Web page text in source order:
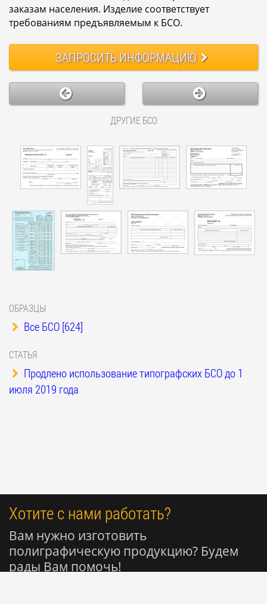
заказам населения. Изделие соответствует
требованиям предъявляемым к БСО.
ЗАПРОСИТЬИНФОРМАЦИЮ
ДРУГИЕ БСО
ОБРАЗЦЫ
Все БСО [624]
СТАТЬЯ
Продлено использование типографских БСО до 1
июля 2019 года
Хотите с нами работать?
Вам нужно изготовить
полиграфическую продукцию? Будем
рады Вам помочь!